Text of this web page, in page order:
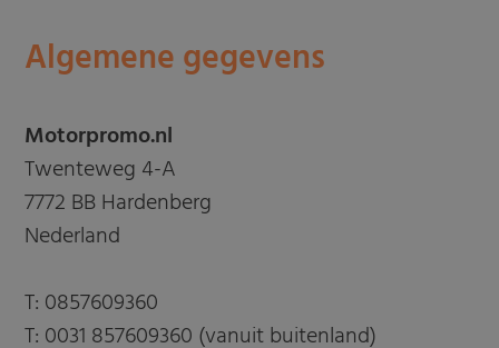
Algemene gegevens
Motorpromo.nl
Twenteweg 4-A
7772 BB Hardenberg
Nederland
T: 0857609360
T: 0031 857609360 (vanuit buitenland)